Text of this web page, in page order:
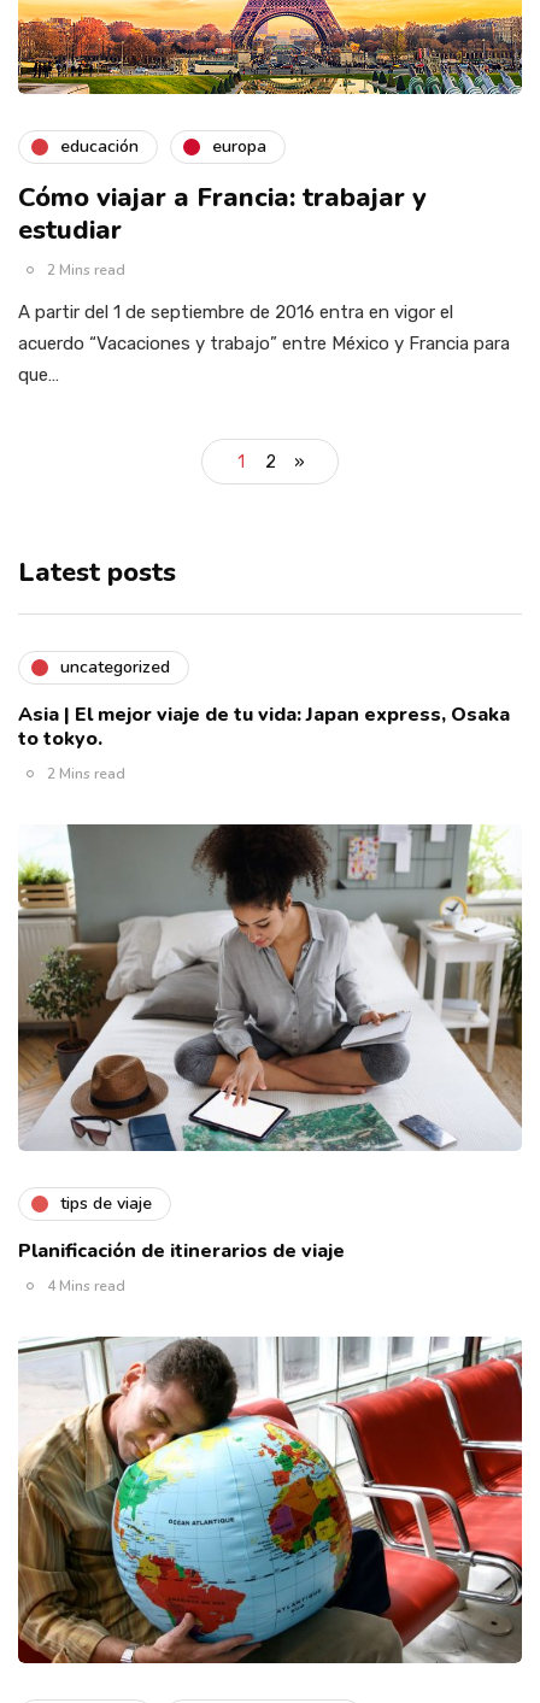
educación europa
Cómo viajar a Francia: trabajar y
estudiar
2 Mins read
A partir del 1 de septiembre de 2016 entra en vigor el
acuerdo “Vacaciones y trabajo” entre México y Francia para
que…
1 2 »
Latest posts
uncategorized
Asia | El mejor viaje de tu vida: Japan express, Osaka
to tokyo.
2 Mins read
tips de viaje
Planificación de itinerarios de viaje
4 Mins read